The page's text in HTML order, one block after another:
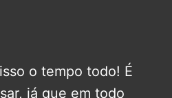
o tempo todo! É
já que em todo